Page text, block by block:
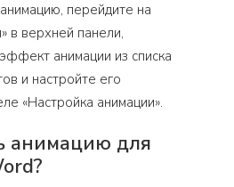
перейдите на
в верхней панели,
анимации из списка
и настройте его
«Настройка анимации».
анимацию для